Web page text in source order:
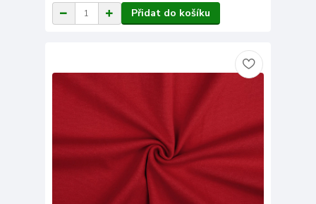
Přidat do košíku